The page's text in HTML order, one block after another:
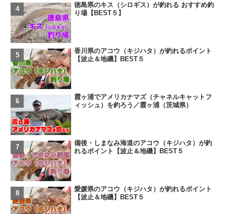
徳島県のキス（シロギス）が釣れる おすすめ釣
り場【BEST５】
香川県のアコウ（キジハタ）が釣れるポイント
【波止＆地磯】BEST５
霞ヶ浦でアメリカナマズ（チャネルキャットフ
ィッシュ）を釣ろう／霞ヶ浦（茨城県）
備後・しまなみ海道のアコウ（キジハタ）が釣
れるポイント【波止＆地磯】BEST５
愛媛県のアコウ（キジハタ）が釣れるポイント
【波止＆地磯】BEST５